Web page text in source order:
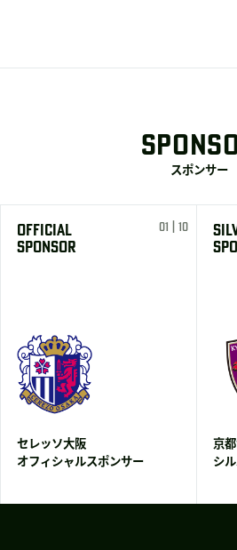
スポンサー
OFFICIAL
SPONSOR
01 | 10
セレッソ大阪
オフィシャルスポンサー
京
シ